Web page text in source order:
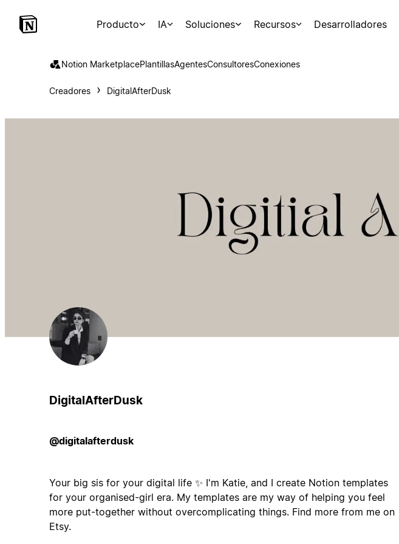
Producto IA Soluciones Recursos Desarrolladores
Notion MarketplacePlantillasAgentesConsultoresConexiones
Creadores DigitalAfterDusk
DigitalAfterDusk
@digitalafterdusk
Your big sis for your digital life ✨ I'm Katie, and I create Notion templates
for your organised-girl era. My templates are my way of helping you feel
more put-together without overcomplicating things. Find more from me on
Etsy.